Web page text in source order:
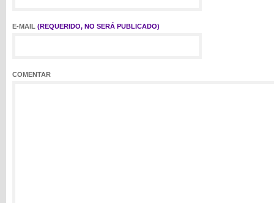
E-MAIL (REQUERIDO, NO SERÁ PUBLICADO)
COMENTAR